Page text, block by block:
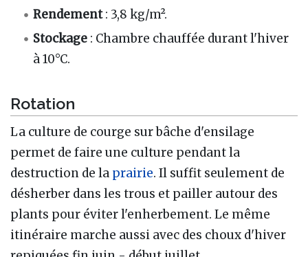
Rendement : 3,8 kg/m².
Stockage : Chambre chauffée durant l'hiver
à 10°C.
Rotation
La culture de courge sur bâche d'ensilage
permet de faire une culture pendant la
destruction de la prairie. Il suffit seulement de
désherber dans les trous et pailler autour des
plants pour éviter l'enherbement. Le même
itinéraire marche aussi avec des choux d'hiver